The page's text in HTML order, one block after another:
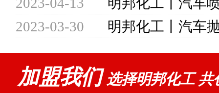
2023-04-13
2023-03-30
加盟我们 选择明邦化工 共